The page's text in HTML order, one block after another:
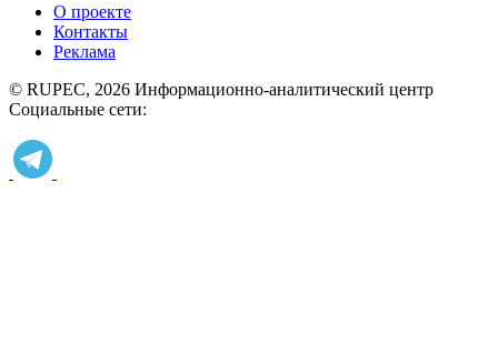
О проекте
Контакты
Реклама
© RUPEC, 2026 Информационно-аналитический центр
Социальные сети: